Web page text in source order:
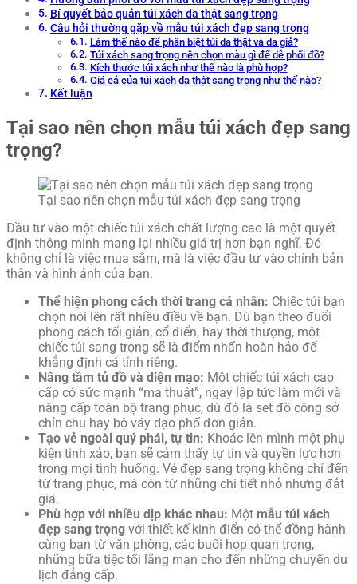
Bí quyết bảo quản túi xách da thật sang trọng
Câu hỏi thường gặp về mẫu túi xách đẹp sang trọng
Làm thế nào để phân biệt túi da thật và da giả?
Túi xách sang trọng nên chọn màu gì để dễ phối đồ?
Kích thước túi xách như thế nào là phù hợp?
Giá cả của túi xách da thật sang trọng như thế nào?
Kết luận
Tại sao nên chọn mẫu túi xách đẹp sang
trọng?
Tại sao nên chọn mẫu túi xách đẹp sang trọng
Đầu tư vào một chiếc túi xách chất lượng cao là một quyết
định thông minh mang lại nhiều giá trị hơn bạn nghĩ. Đó
không chỉ là việc mua sắm, mà là việc đầu tư vào chính bản
thân và hình ảnh của bạn.
Thể hiện phong cách thời trang cá nhân: Chiếc túi bạn
chọn nói lên rất nhiều điều về bạn. Dù bạn theo đuổi
phong cách tối giản, cổ điển, hay thời thượng, một
chiếc túi sang trọng sẽ là điểm nhấn hoàn hảo để
khẳng định cá tính riêng.
Nâng tầm tủ đồ và diện mạo: Một chiếc túi xách cao
cấp có sức mạnh “ma thuật”, ngay lập tức làm mới và
nâng cấp toàn bộ trang phục, dù đó là set đồ công sở
chỉn chu hay bộ váy dạo phố đơn giản.
Tạo vẻ ngoài quý phái, tự tin: Khoác lên mình một phụ
kiện tinh xảo, bạn sẽ cảm thấy tự tin và quyền lực hơn
trong mọi tình huống. Vẻ đẹp sang trọng không chỉ đến
từ trang phục, mà còn từ những chi tiết nhỏ nhưng đắt
giá.
Phù hợp với nhiều dịp khác nhau: Một mẫu túi xách
đẹp sang trọng với thiết kế kinh điển có thể đồng hành
cùng bạn từ văn phòng, các buổi họp quan trọng,
những bữa tiệc tối lãng mạn cho đến những chuyến du
lịch đẳng cấp.